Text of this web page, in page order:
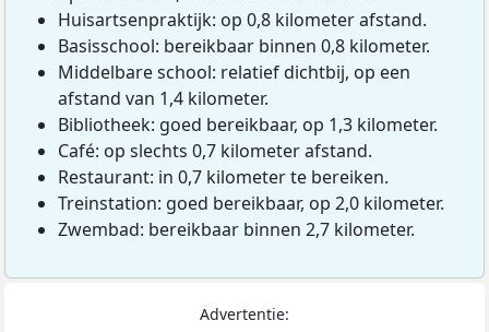
Huisartsenpraktijk: op 0,8 kilometer afstand.
Basisschool: bereikbaar binnen 0,8 kilometer.
Middelbare school: relatief dichtbij, op een
afstand van 1,4 kilometer.
Bibliotheek: goed bereikbaar, op 1,3 kilometer.
Café: op slechts 0,7 kilometer afstand.
Restaurant: in 0,7 kilometer te bereiken.
Treinstation: goed bereikbaar, op 2,0 kilometer.
Zwembad: bereikbaar binnen 2,7 kilometer.
Advertentie: